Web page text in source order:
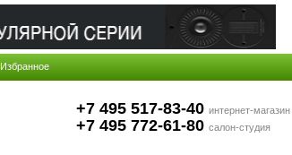
Избранное
+7 495 517-83-40 интернет-магазин
+7 495 772-61-80 салон-студия